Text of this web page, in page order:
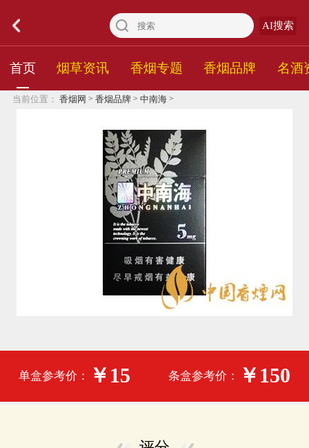
AI搜索
首页 烟草资讯 香烟专题 香烟品牌 名酒
当前位置： 香烟网 > 香烟品牌 > 中南海>
单盒参考价： ￥15 条盒参考价： ￥150